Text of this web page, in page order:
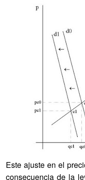
Este ajuste en el
consecuencia de la